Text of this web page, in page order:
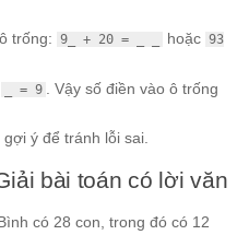
trống: 9_ + 20 = _ _ hoặc 93
_ = 9
. Vậy số điền vào ô trống
ý để tránh lỗi sai.
bài toán có lời văn
có 28 con, trong đó có 12